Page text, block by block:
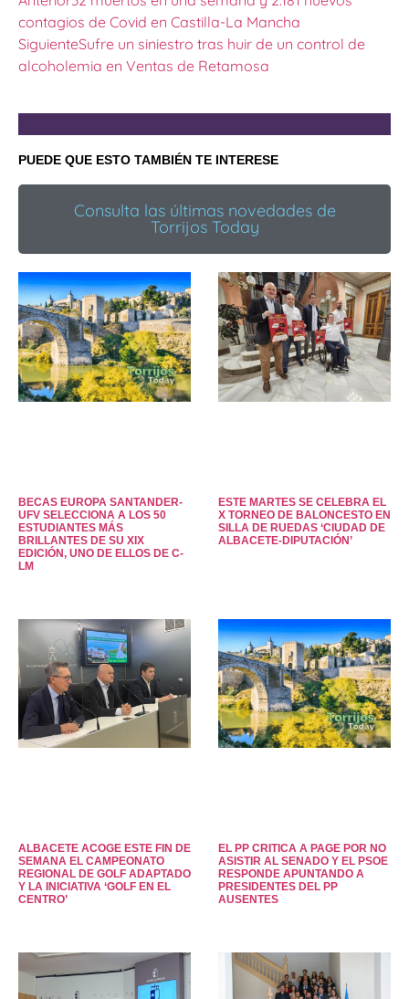
contagios de Covid en Castilla-La Mancha
SiguienteSufre un siniestro tras huir de un control de
alcoholemia en Ventas de Retamosa
PUEDE QUE ESTO TAMBIÉN TE INTERESE
Consulta las últimas novedades de
Torrijos Today
BECAS EUROPA SANTANDER-
UFV SELECCIONA A LOS 50
ESTUDIANTES MÁS
BRILLANTES DE SU XIX
EDICIÓN, UNO DE ELLOS DE C-
LM
ESTE MARTES SE CELEBRA EL
X TORNEO DE BALONCESTO EN
SILLA DE RUEDAS ‘CIUDAD DE
ALBACETE-DIPUTACIÓN’
ALBACETE ACOGE ESTE FIN DE
SEMANA EL CAMPEONATO
REGIONAL DE GOLF ADAPTADO
Y LA INICIATIVA ‘GOLF EN EL
CENTRO’
EL PP CRITICA A PAGE POR NO
ASISTIR AL SENADO Y EL PSOE
RESPONDE APUNTANDO A
PRESIDENTES DEL PP
AUSENTES